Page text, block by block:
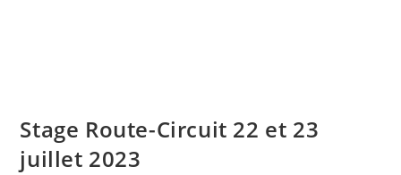
Stage Route-Circuit 22 et 23
juillet 2023